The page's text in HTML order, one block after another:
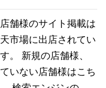
舗様のサイト掲載は
市場に出店されてい
。 新規の店舗様、
いない店舗様はこち